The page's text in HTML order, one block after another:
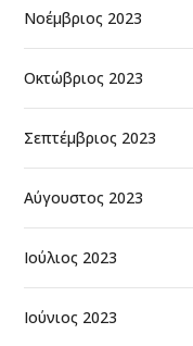
Νοέμβριος 2023
Οκτώβριος 2023
Σεπτέμβριος 2023
Αύγουστος 2023
Ιούλιος 2023
Ιούνιος 2023